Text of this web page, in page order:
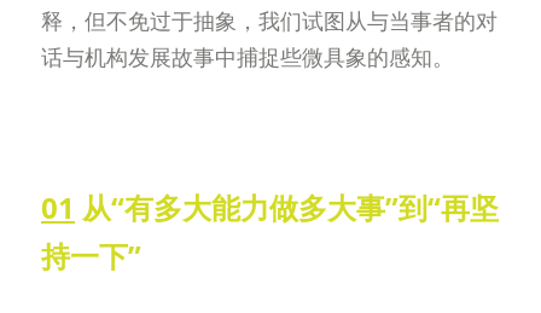
释，但不免过于抽象，我们试图从与当事者的对
话与机构发展故事中捕捉些微具象的感知。
01 从“有多大能力做多大事”到“再坚
持一下”